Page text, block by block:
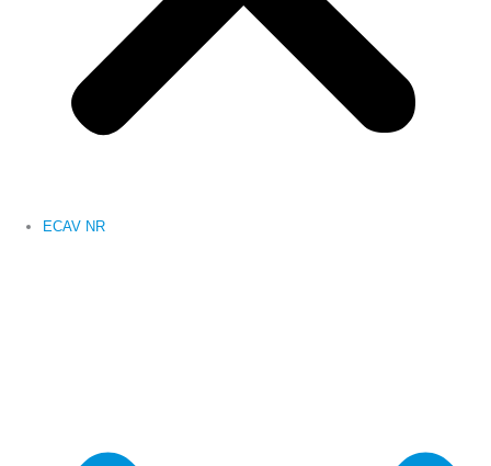
ECAV NR